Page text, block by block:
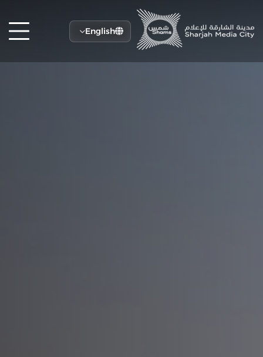
English